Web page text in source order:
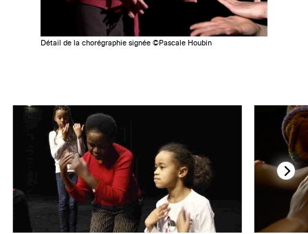
Détail de la chorégraphie signée ©Pascale Houbin